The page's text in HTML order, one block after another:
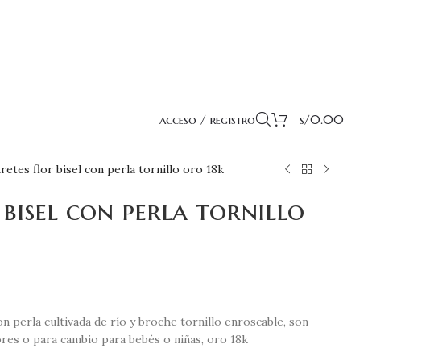
acceso / registro s/0.00
flor bisel con perla tornillo oro 18k
con perla tornillo
perla cultivada de río y broche tornillo enroscable, son
o para cambio para bebés o niñas, oro 18k